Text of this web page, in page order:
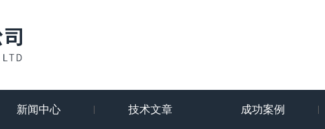
新闻中心 技术文章 成功案例